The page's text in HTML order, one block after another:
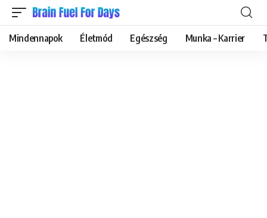
Mindennapok Életmód Egészség Munka – Karrier